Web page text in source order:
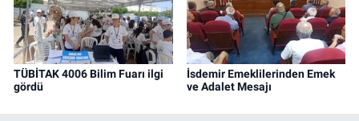
TÜBİTAK 4006 Bilim Fuarı ilgi
gördü
İsdemir Emeklilerinden Emek
ve Adalet Mesajı